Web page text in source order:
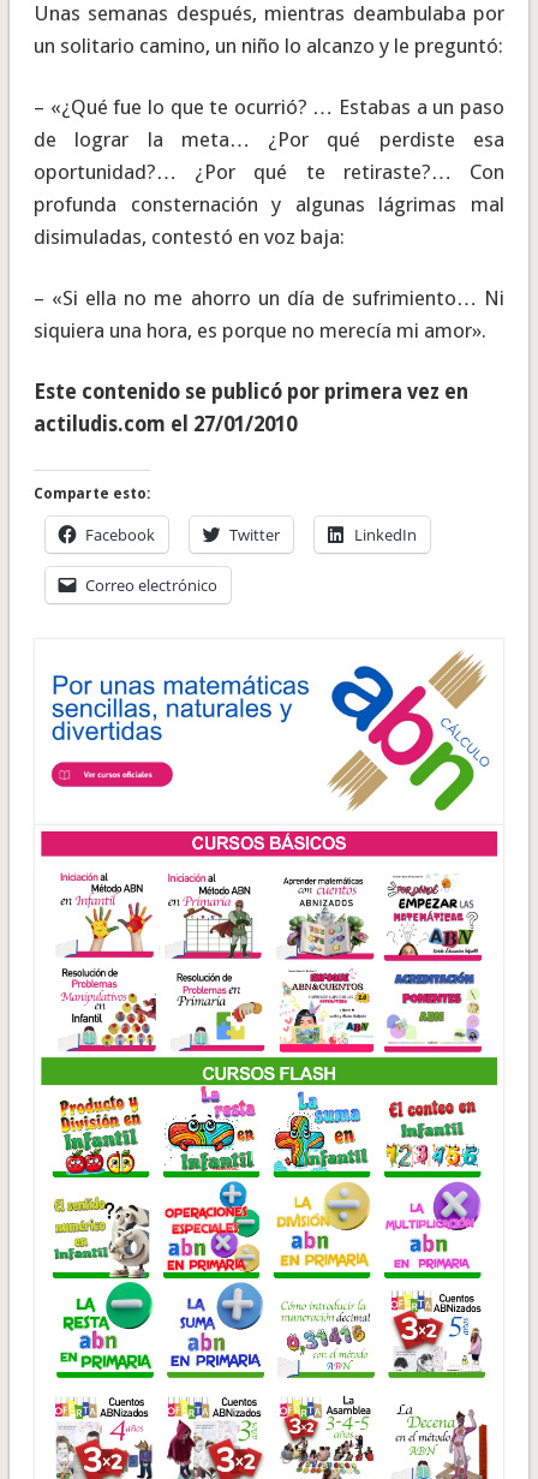
Unas semanas después, mientras deambulaba por
un solitario camino, un niño lo alcanzo y le preguntó:
– «¿Qué fue lo que te ocurrió? … Estabas a un paso
de lograr la meta… ¿Por qué perdiste esa
oportunidad?… ¿Por qué te retiraste?… Con
profunda consternación y algunas lágrimas mal
disimuladas, contestó en voz baja:
– «Si ella no me ahorro un día de sufrimiento… Ni
siquiera una hora, es porque no merecía mi amor».
Este contenido se publicó por primera vez en
actiludis.com el 27/01/2010
Comparte esto:
Facebook Twitter LinkedIn
Correo electrónico